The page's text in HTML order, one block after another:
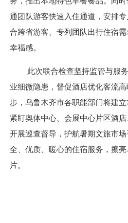
通团队游客快速入住通道，安排
合跨省游客、专列团队出行住宿
幸福感。
此次联合检查坚持监管与服
业细微隐患，督促酒店优化客流
步，乌鲁木齐市各职能部门将建立
紧盯奥体中心、会展中心片区酒
开展巡查督导，护航暑期文旅市
全、优质、暖心的住宿服务，擦
片。